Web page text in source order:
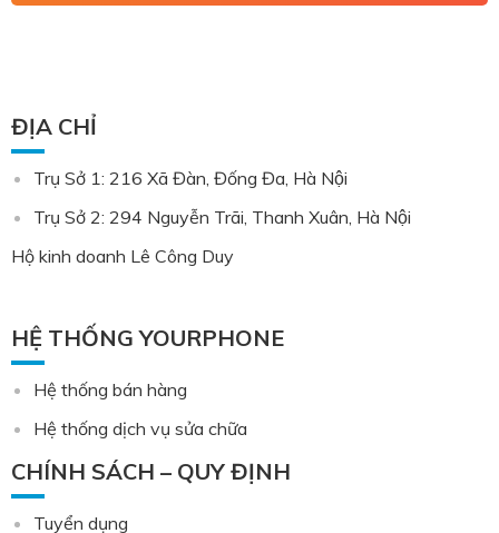
ĐỊA CHỈ
Trụ Sở 1: 216 Xã Đàn, Đống Đa, Hà Nội
Trụ Sở 2: 294 Nguyễn Trãi, Thanh Xuân, Hà Nội
Hộ kinh doanh Lê Công Duy
HỆ THỐNG YOURPHONE
Hệ thống bán hàng
Hệ thống dịch vụ sửa chữa
CHÍNH SÁCH – QUY ĐỊNH